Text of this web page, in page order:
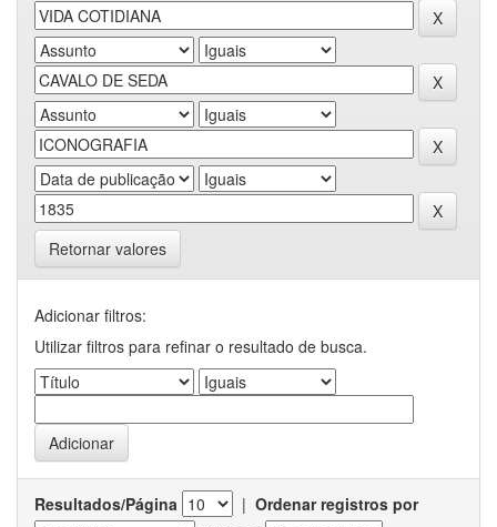
Retornar valores
Adicionar filtros:
Utilizar filtros para refinar o resultado de busca.
Resultados/Página | Ordenar registros por